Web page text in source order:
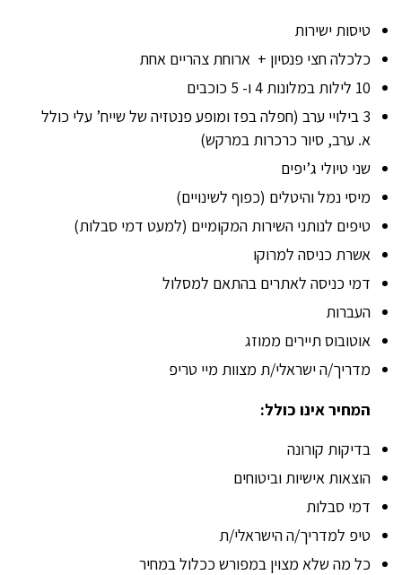
טיסות ישירות
כלכלה חצי פנסיון + ארוחת צהריים אחת
10 לילות במלונות 4 ו- 5 כוכבים
3 בילויי ערב (חפלה בפז ומופע פנטזיה של שייח’ עלי כולל
א. ערב, סיור כרכרות במרקש)
שני טיולי ג’יפים
מיסי נמל והיטלים (כפוף לשינויים)
טיפים לנותני השירות המקומיים (למעט דמי סבלות)
אשרת כניסה למרוקו
דמי כניסה לאתרים בהתאם למסלול
העברות
אוטובוס תיירים ממוזג
מדריך/ה ישראלי/ת מצוות מיי טריפ
המחיר אינו כולל:
בדיקות קורונה
הוצאות אישיות וביטוחים
דמי סבלות
טיפ למדריך/ה הישראלי/ת
כל מה שלא מצוין במפורש ככלול במחיר